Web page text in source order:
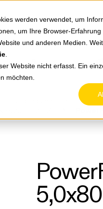
werden verwendet, um
um Ihre Browser-
und anderen Medien.
Website nicht erfasst. Ein
möchten.
Service & Retouren